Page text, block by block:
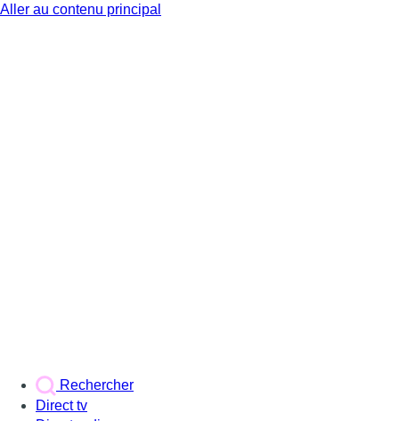
Aller au contenu principal
Rechercher
Direct tv